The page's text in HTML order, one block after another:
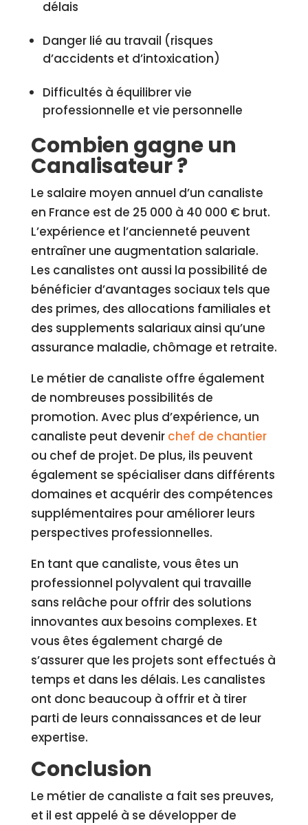
délais
Danger lié au travail (risques
d’accidents et d’intoxication)
Difficultés à équilibrer vie
professionnelle et vie personnelle
Combien gagne un
Canalisateur ?
Le salaire moyen annuel d’un canaliste
en France est de 25 000 à 40 000 € brut.
L’expérience et l’ancienneté peuvent
entraîner une augmentation salariale.
Les canalistes ont aussi la possibilité de
bénéficier d’avantages sociaux tels que
des primes, des allocations familiales et
des supplements salariaux ainsi qu’une
assurance maladie, chômage et retraite.
Le métier de canaliste offre également
de nombreuses possibilités de
promotion. Avec plus d’expérience, un
canaliste peut devenir chef de chantier
ou chef de projet. De plus, ils peuvent
également se spécialiser dans différents
domaines et acquérir des compétences
supplémentaires pour améliorer leurs
perspectives professionnelles.
En tant que canaliste, vous êtes un
professionnel polyvalent qui travaille
sans relâche pour offrir des solutions
innovantes aux besoins complexes. Et
vous êtes également chargé de
s’assurer que les projets sont effectués à
temps et dans les délais. Les canalistes
ont donc beaucoup à offrir et à tirer
parti de leurs connaissances et de leur
expertise.
Conclusion
Le métier de canaliste a fait ses preuves,
et il est appelé à se développer de